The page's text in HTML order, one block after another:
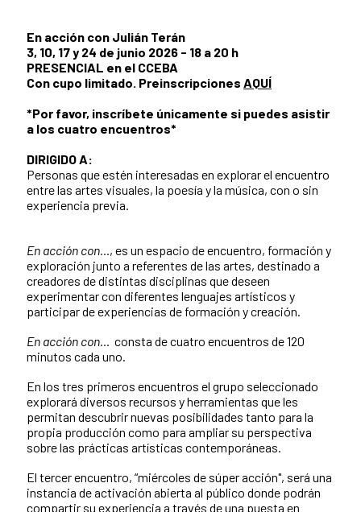
En acción con Julián Terán
3, 10, 17 y 24 de junio 2026 - 18 a 20 h
PRESENCIAL en el CCEBA
Con cupo limitado. Preinscripciones AQUÍ
*Por favor, inscríbete únicamente si puedes asistir
a los cuatro encuentros*
DIRIGIDO A:
Personas que estén interesadas en explorar el encuentro
entre las artes visuales, la poesía y la música, con o sin
experiencia previa.
En acción con…, es un espacio de encuentro, formación y
exploración junto a referentes de las artes, destinado a
creadores de distintas disciplinas que deseen
experimentar con diferentes lenguajes artísticos y
participar de experiencias de formación y creación.
En acción con… consta de cuatro encuentros de 120
minutos cada uno.
En los tres primeros encuentros el grupo seleccionado
explorará diversos recursos y herramientas que les
permitan descubrir nuevas posibilidades tanto para la
propia producción como para ampliar su perspectiva
sobre las prácticas artísticas contemporáneas.
El tercer encuentro, “miércoles de súper acción", será una
instancia de activación abierta al público donde podrán
compartir su experiencia a través de una puesta en